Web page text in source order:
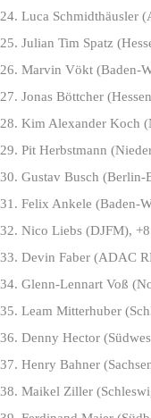
24. Luca Schmidthäusler
25. Julian Tim Spatz
26. Marvin Vökt (Baden-
27. Jonas Böttcher
28. Kim Alexander Koch
29. Pit Herbstmann
30. Gustav Busch (Berlin-
31. Felix Ankele (Baden-
32. Nico Liebs (DJFM),
33. Devin Faber (ADAC
34. Glenn-Lennart Voß
35. Leam Mitterhuber
36. Denny Hector
37. Henry Bahner
38. Maikel Ziller
Die besten Fahrer
Motocross Klassen.
Ausschreibung
Teilnehmer
SERVICE
Anmelden Vorstart